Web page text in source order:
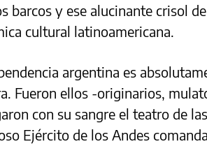
barcos y ese alucinante crisol
cultural latinoamericana.
argentina es
Fueron ellos -originarios,
con su sangre el teatro de
Ejército de los Andes